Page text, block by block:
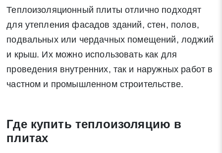
Теплоизоляционный плиты отлично подходят
для утепления фасадов зданий, стен, полов,
подвальных или чердачных помещений, лоджий
и крыш. Их можно использовать как для
проведения внутренних, так и наружных работ в
частном и промышленном строительстве.
Где купить теплоизоляцию в
плитах